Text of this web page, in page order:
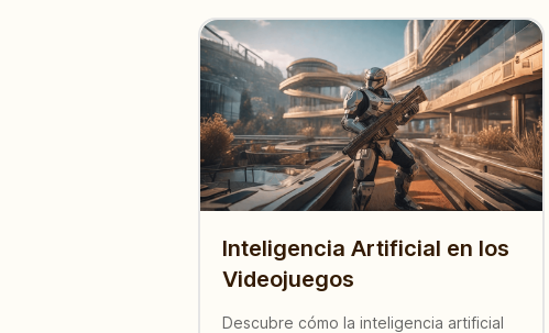
Inteligencia Artificial en los
Videojuegos
Descubre cómo la inteligencia artificial